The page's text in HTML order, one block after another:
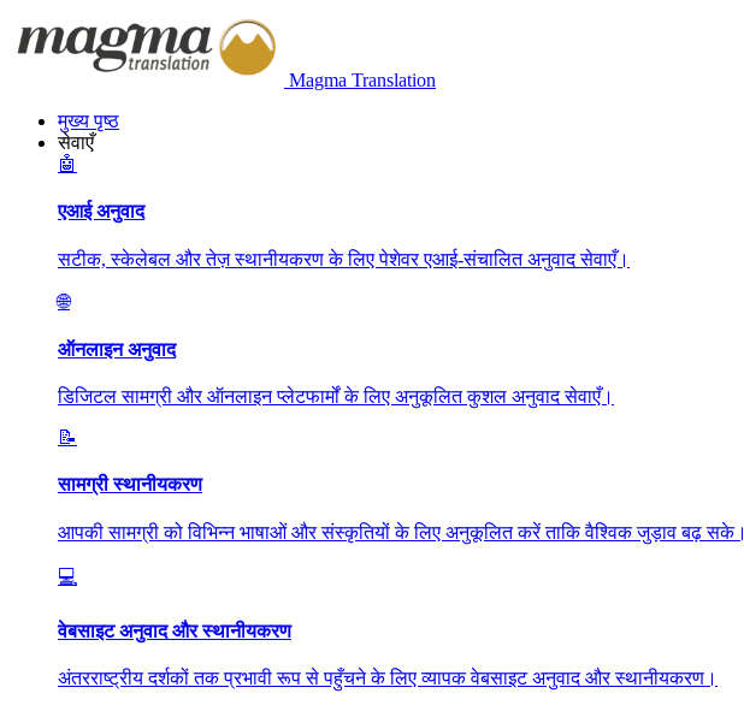
Magma Translation
मुख्य पृष्ठ
सेवाएँ
🤖
एआई अनुवाद
सटीक, स्केलेबल और तेज़ स्थानीयकरण के लिए पेशेवर एआई-संचालित अनुवाद सेवाएँ।
🌐
ऑनलाइन अनुवाद
डिजिटल सामग्री और ऑनलाइन प्लेटफार्मों के लिए अनुकूलित कुशल अनुवाद सेवाएँ।
📝
सामग्री स्थानीयकरण
आपकी सामग्री को विभिन्न भाषाओं और संस्कृतियों के लिए अनुकूलित करें ताकि वैश्विक जुड़ाव बढ़ सके।
💻
वेबसाइट अनुवाद और स्थानीयकरण
अंतरराष्ट्रीय दर्शकों तक प्रभावी रूप से पहुँचने के लिए व्यापक वेबसाइट अनुवाद और स्थानीयकरण।